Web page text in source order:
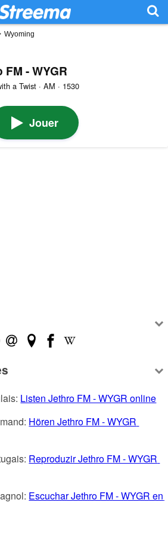
Wyoming
- WYGR
a Twist · AM · 1530
Jouer
Listen Jethro FM - WYGR online
Hören Jethro FM - WYGR
Reproduzir Jethro FM - WYGR
Escuchar Jethro FM - WYGR en